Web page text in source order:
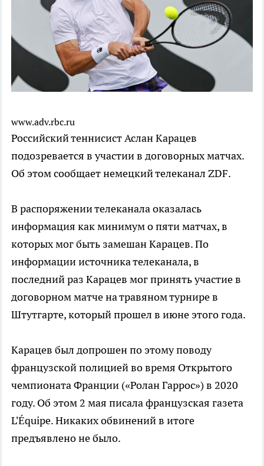
www.adv.rbc.ru
Российский теннисист Аслан Карацев
подозревается в участии в договорных матчах.
Об этом сообщает немецкий телеканал ZDF.
В распоряжении телеканала оказалась
информация как минимум о пяти матчах, в
которых мог быть замешан Карацев. По
информации источника телеканала, в
последний раз Карацев мог принять участие в
договорном матче на травяном турнире в
Штутгарте, который прошел в июне этого года.
Карацев был допрошен по этому поводу
французской полицией во время Открытого
чемпионата Франции («Ролан Гаррос») в 2020
году. Об этом 2 мая писала французская газета
L'Équipe. Никаких обвинений в итоге
предъявлено не было.